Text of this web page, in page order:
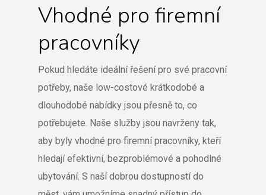
Vhodné pro firemní
pracovníky
Pokud hledáte ideální řešení pro své pracovní
potřeby, naše low-costové krátkodobé a
dlouhodobé nabídky jsou přesně to, co
potřebujete. Naše služby jsou navrženy tak,
aby byly vhodné pro firemní pracovníky, kteří
hledají efektivní, bezproblémové a pohodlné
ubytování. S naší dobrou dostupností do